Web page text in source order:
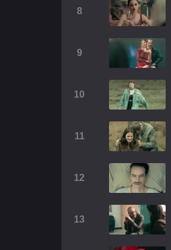
8
9
10
11
12
13